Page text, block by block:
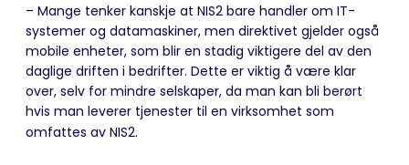
– Mange tenker kanskje at NIS2 bare handler om IT-
systemer og datamaskiner, men direktivet gjelder også
mobile enheter, som blir en stadig viktigere del av den
daglige driften i bedrifter. Dette er viktig å være klar
over, selv for mindre selskaper, da man kan bli berørt
hvis man leverer tjenester til en virksomhet som
omfattes av NIS2.